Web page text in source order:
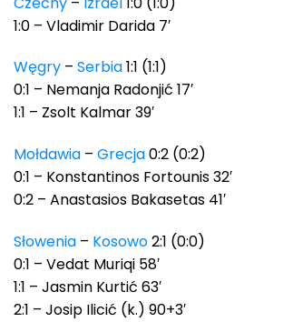
1:0 – Vladimir Darida 7′
Węgry – Serbia1:1 (1:1)
0:1 – Nemanja Radonjić 17′
1:1 – Zsolt Kalmar 39′
Mołdawia – Grecja0:2 (0:2)
0:1 – Konstantinos Fortounis 32′
0:2 – Anastasios Bakasetas 41′
Słowenia – Kosowo2:1 (0:0)
0:1 – Vedat Muriqi 58′
1:1 – Jasmin Kurtić 63′
2:1 – Josip Ilicić (k.) 90+3′